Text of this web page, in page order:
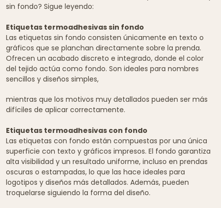
sin fondo? Sigue leyendo:
Etiquetas termoadhesivas sin fondo
Las etiquetas sin fondo consisten únicamente en texto o
gráficos que se planchan directamente sobre la prenda.
Ofrecen un acabado discreto e integrado, donde el color
del tejido actúa como fondo. Son ideales para nombres
sencillos y diseños simples,
mientras que los motivos muy detallados pueden ser más
difíciles de aplicar correctamente.
Etiquetas termoadhesivas con fondo
Las etiquetas con fondo están compuestas por una única
superficie con texto y gráficos impresos. El fondo garantiza
alta visibilidad y un resultado uniforme, incluso en prendas
oscuras o estampadas, lo que las hace ideales para
logotipos y diseños más detallados. Además, pueden
troquelarse siguiendo la forma del diseño.